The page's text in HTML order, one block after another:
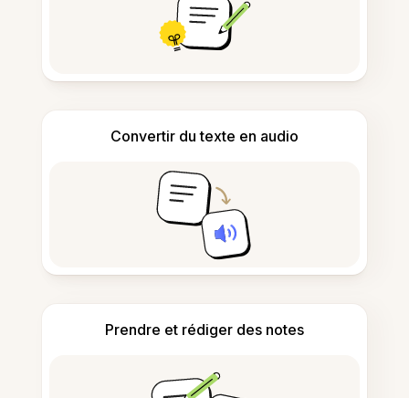
Convertir du texte en audio
Prendre et rédiger des notes